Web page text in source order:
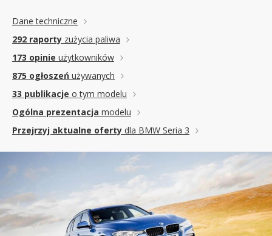
Dane techniczne
292 raporty zużycia paliwa
173 opinie użytkowników
875 ogłoszeń używanych
33 publikacje o tym modelu
Ogólna prezentacja modelu
Przejrzyj aktualne oferty dla BMW Seria 3